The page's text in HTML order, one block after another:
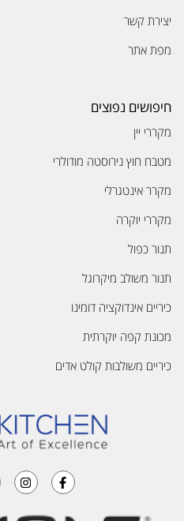
יצירת קשר
מפת אתר
חיפושים נפוצים
מקררי יין
מטבח חוץ נירוסטה מודולרי
מקרר אינטגרלי
מקררי יוקרה
תנור כפול
תנור משולב מיקרוגל
כיריים אינדוקציה דומינו
מכונת קפה יוקרתית
כיריים משולבות קולט אדים